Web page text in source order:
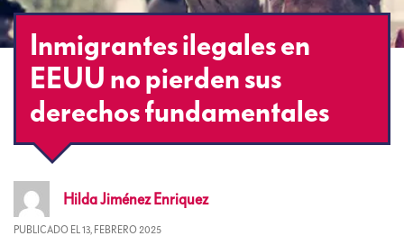
Inmigrantes ilegales en
EEUU no pierden sus
derechos fundamentales
HildaJiménez Enriquez
PUBLICADO EL 13, FEBRERO 2025